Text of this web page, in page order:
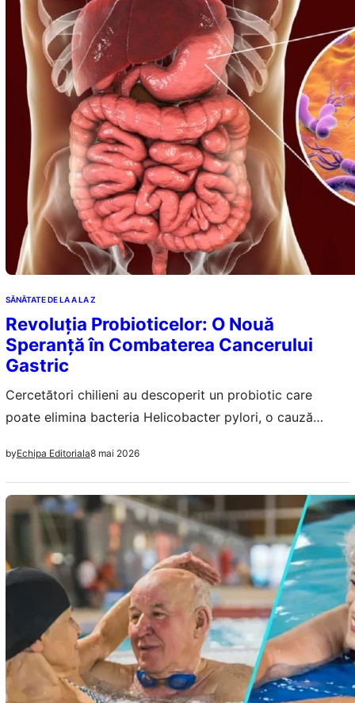
SĂNĂTATE DE LA A LA Z
Revoluția Probioticelor: O Nouă
Speranță în Combaterea Cancerului
Gastric
Cercetători chilieni au descoperit un probiotic care
poate elimina bacteria Helicobacter pylori, o cauză
tratamente mai sigure și eficiente.
byEchipa Editoriala8 mai 2026